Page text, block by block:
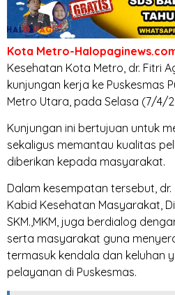
Kota Metro-
Kesehatan Kota Metro, dr. Fitri
kunjungan kerja ke Puskesmas
Metro Utara, pada Selasa (7/4/
Kunjungan ini bertujuan untuk
sekaligus memantau kualitas
diberikan kepada masyarakat.
Dalam kesempatan tersebut,
Kabid Kesehatan Masyarakat,
SKM.,MKM, juga berdialog
serta masyarakat guna
termasuk kendala dan keluhan
pelayanan di Puskesmas.